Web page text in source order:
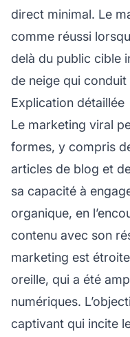
direct minimal. Le
comme réussi
delà du public cible
de neige qui
Explication détaillée
Le marketing viral
formes, y compris
articles de blog et
sa capacité à
organique, en
contenu avec son
marketing est
oreille, qui a été
numériques.
captivant qui incite